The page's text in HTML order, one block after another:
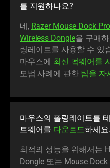
를 지원하나요?
네, Razer Mouse Dock Pro
Wireless Dongle을 구매
링레이트를 사용할 수 있
마우스에 최신 펌웨어를
모범 사례에 관한 팁을 자
마우스의 폴링레이트를
트웨어를 다운로드하세요.
최적의 성능을 위해서는
Dongle 또는 Mouse